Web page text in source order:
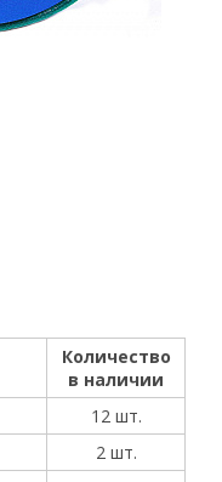
Количество
в наличии
12 шт.
2 шт.